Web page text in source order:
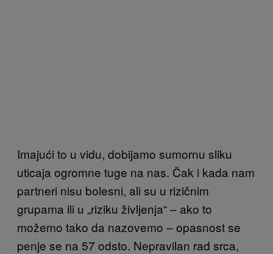
Imajući to u vidu, dobijamo sumornu sliku
uticaja ogromne tuge na nas. Čak i kada nam
partneri nisu bolesni, ali su u rizičnim
grupama ili u „riziku življenja“ – ako to
možemo tako da nazovemo – opasnost se
penje se na 57 odsto. Nepravilan rad srca,